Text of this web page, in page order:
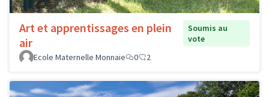
Art et apprentissages en plein
air
Soumis au
vote
Ecole Maternelle Monnaie
0 2